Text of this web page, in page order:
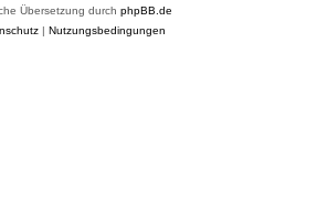
Übersetzung durch phpBB.de
| Nutzungsbedingungen